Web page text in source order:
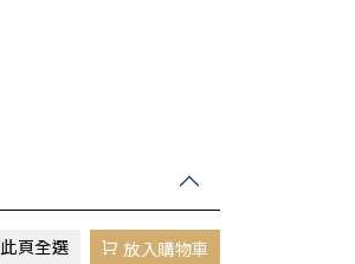
此頁全選 放入購物車